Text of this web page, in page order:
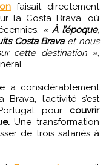
faisait directement
la Costa Brava, où
« À l’époque,
Costa Bravaet nous
cette destination »
a considérablement
l’activité s’est
pour couvrir
Une transformation
de trois salariés à